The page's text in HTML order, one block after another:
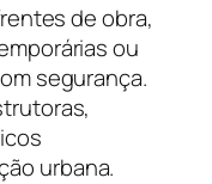
de obra,
ou
segurança.
urbana.